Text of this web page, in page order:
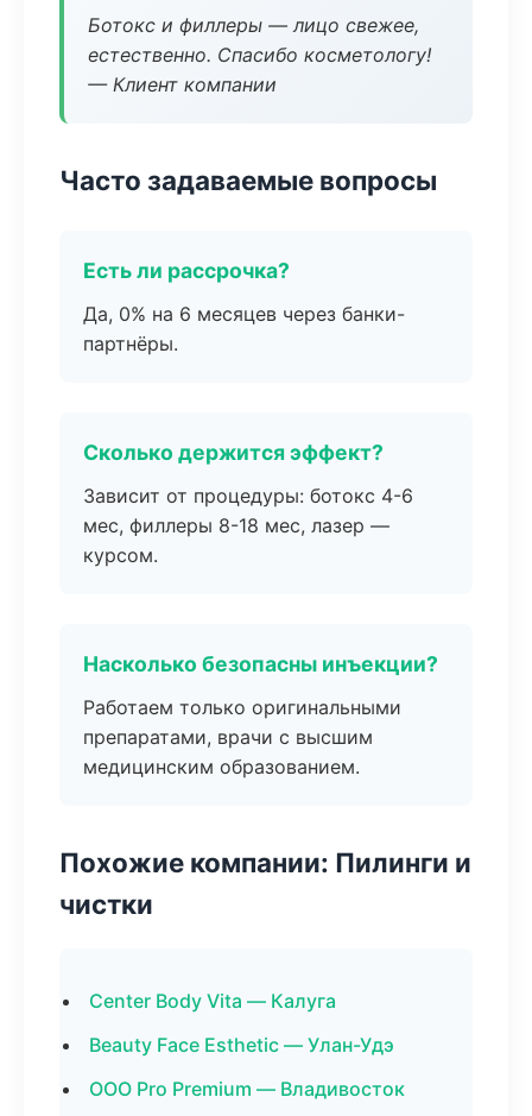
Ботокс и филлеры — лицо свежее,
естественно. Спасибо косметологу!
— Клиент компании
Часто задаваемые вопросы
Есть ли рассрочка?
Да, 0% на 6 месяцев через банки-
партнёры.
Сколько держится эффект?
Зависит от процедуры: ботокс 4-6
мес, филлеры 8-18 мес, лазер —
курсом.
Насколько безопасны инъекции?
Работаем только оригинальными
препаратами, врачи с высшим
медицинским образованием.
Похожие компании: Пилинги и
чистки
Center Body Vita — Калуга
Beauty Face Esthetic — Улан-Удэ
ООО Pro Premium — Владивосток